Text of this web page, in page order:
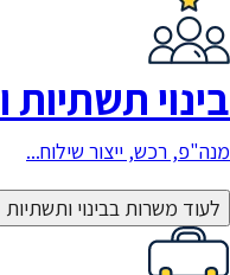
בינוי תשתיות
מנה"פ, רכש, ייצור שילוח...
לעוד משרות בבינוי ותשתיות